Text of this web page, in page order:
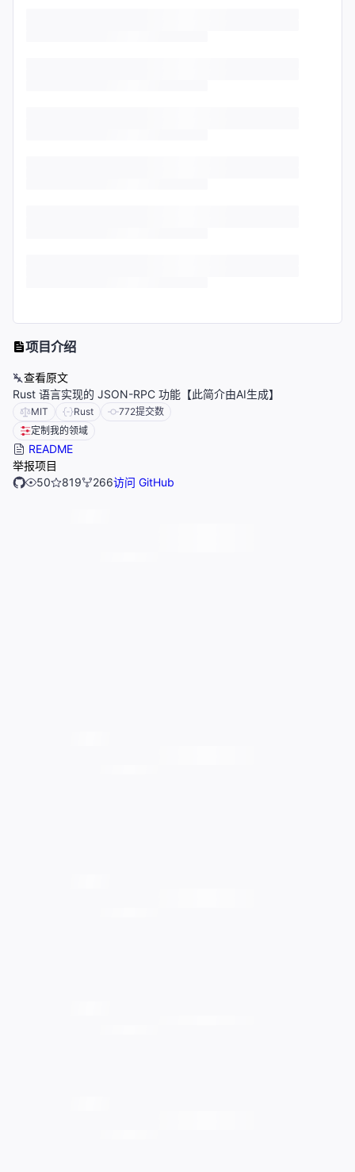
项目介绍
查看原文
Rust 语言实现的 JSON-RPC 功能【此简介由AI生成】
MIT Rust 772提交数
定制我的领域
README
举报项目
50
819 266访问 GitHub